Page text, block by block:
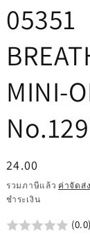
05351
MINI-
No.129
ราคา
ปกติ
24.00
รวมภาษีแล้ว ค่าจัดส่
ชำระเงิน